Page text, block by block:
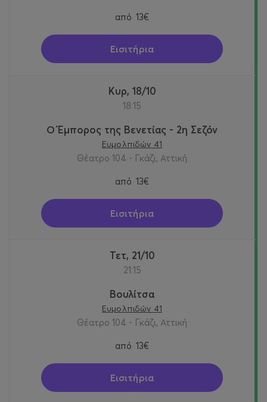
από 13€
Εισιτήρια
Κυρ, 18/10
18:15
Ο Έμπορος της Βενετίας - 2η Σεζόν
Ευμολπιδών 41
Θέατρο 104 - Γκάζι, Αττική
από 13€
Εισιτήρια
Τετ, 21/10
21:15
Βουλίτσα
Ευμολπιδών 41
Θέατρο 104 - Γκάζι, Αττική
από 13€
Εισιτήρια